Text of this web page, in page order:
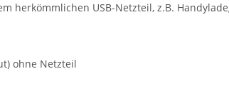
herkömmlichen USB-Netzteil, z.B.
ohne Netzteil